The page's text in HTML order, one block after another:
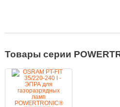
Товары серии